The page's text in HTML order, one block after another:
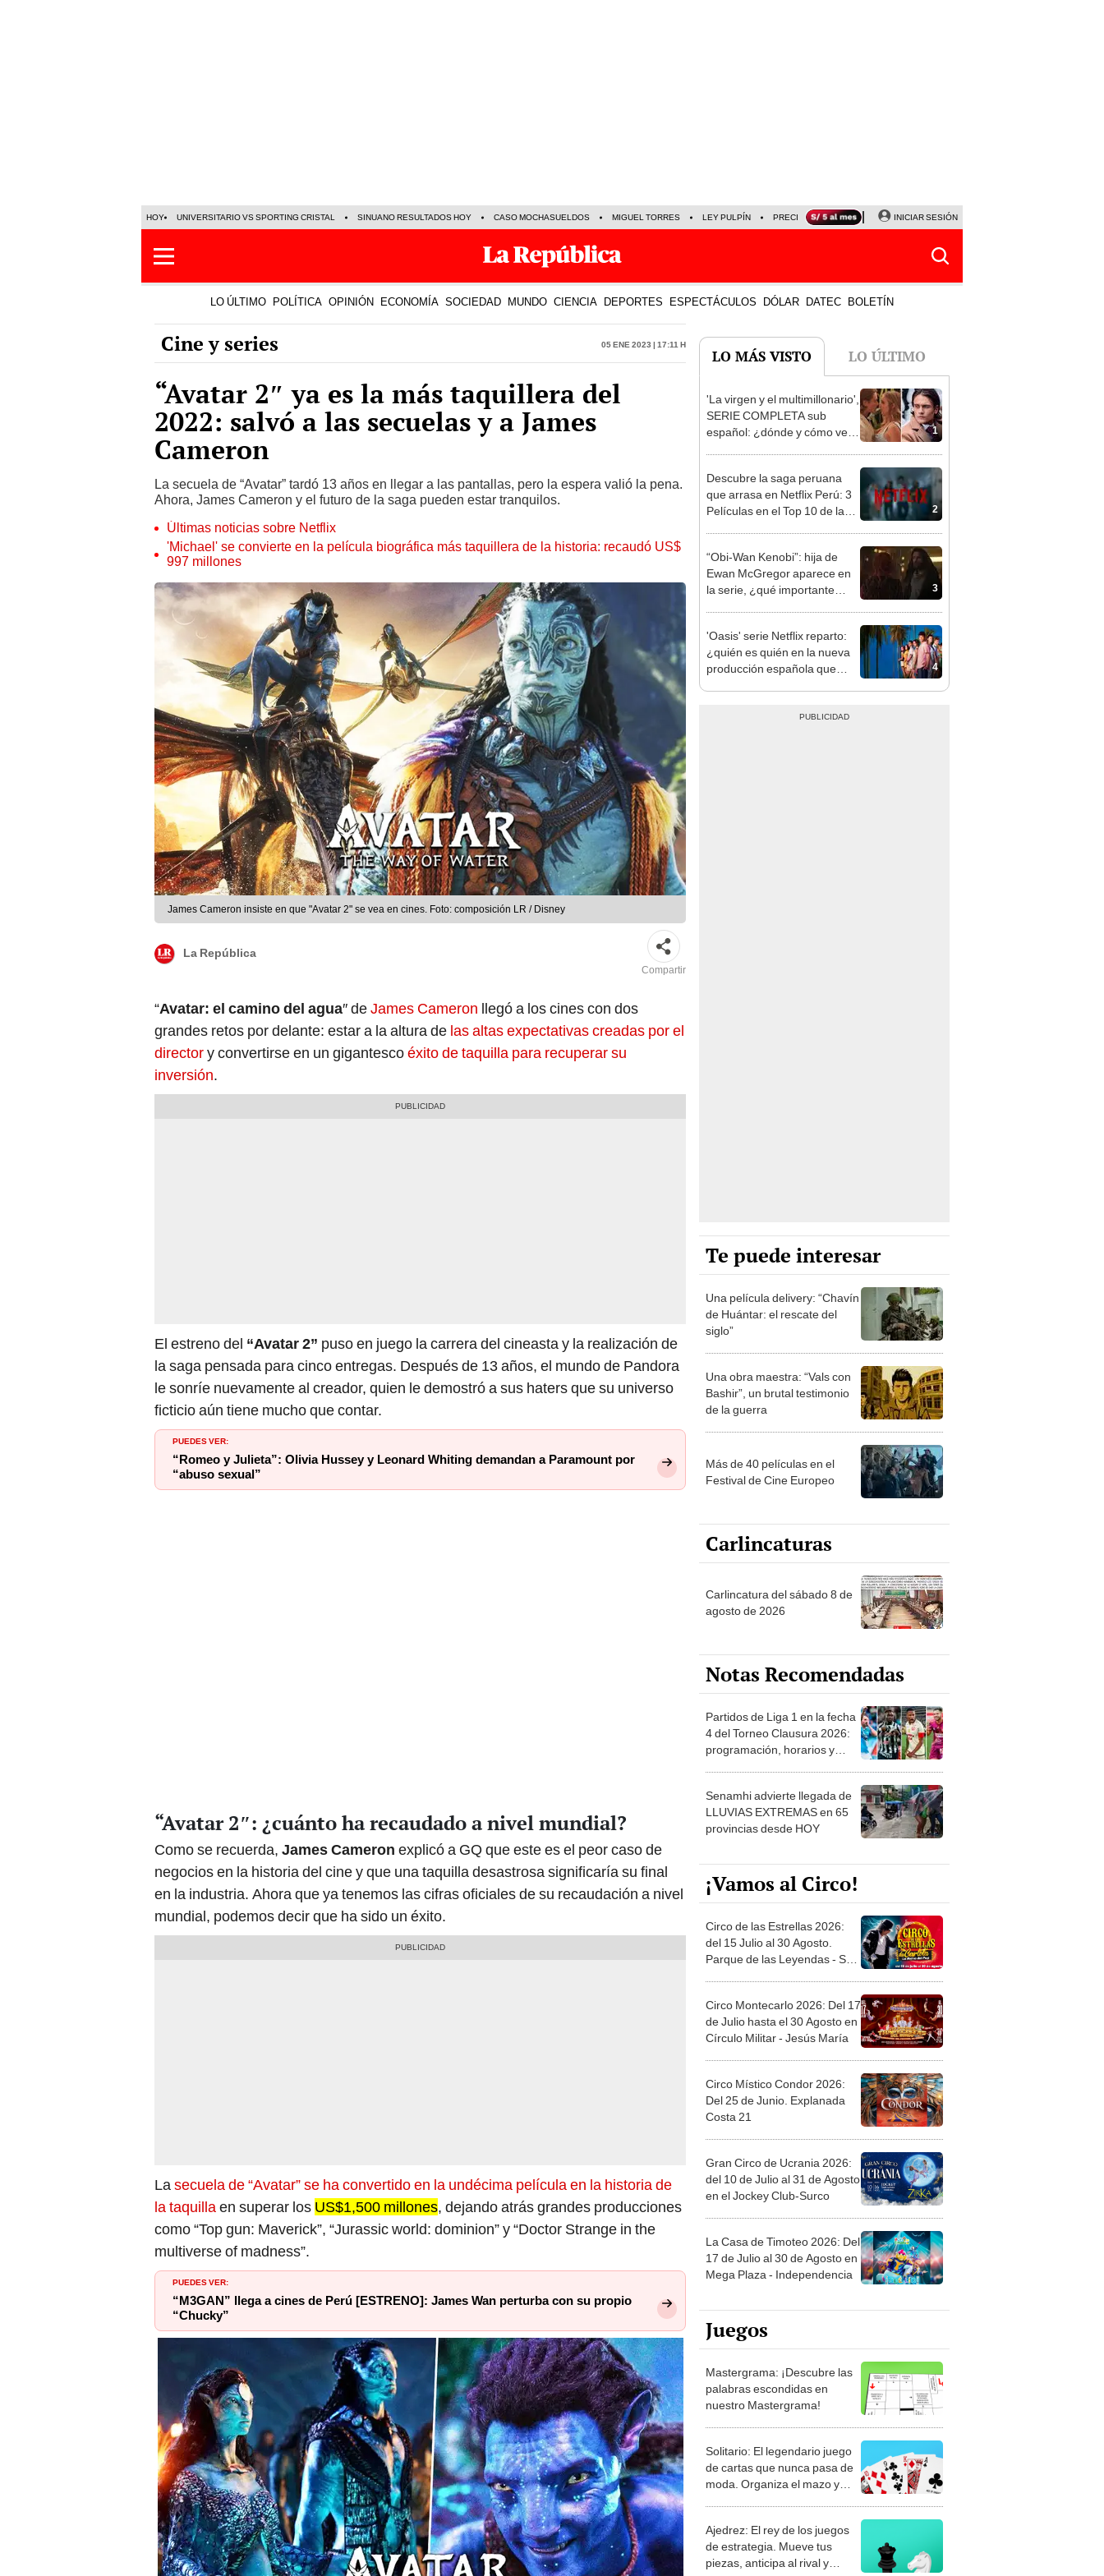
HOY UNIVERSITARIO VS SPORTING CRISTAL SINUANO RESULTADOS HOY CASO MOCHASUELDOS MIGUEL TORRES LEY PULPÍN PRECIO DEL DÓLAR CORTE DE LUZ VIERNES 7 DE AGOSTO
INICIAR SESIÓN
LO ÚLTIMO POLÍTICA OPINIÓN ECONOMÍA SOCIEDAD MUNDO CIENCIA DEPORTES ESPECTÁCULOS DÓLAR DATEC BOLETÍN
Cine y series 05 Ene 2023 | 17:11 h
“Avatar 2″ ya es la más taquillera del
2022: salvó a las secuelas y a James
Cameron
La secuela de “Avatar” tardó 13 años en llegar a las pantallas, pero la espera valió la pena.
Ahora, James Cameron y el futuro de la saga pueden estar tranquilos.
Últimas noticias sobre Netflix
'Michael' se convierte en la película biográfica más taquillera de la historia: recaudó US$
997 millones
James Cameron insiste en que "Avatar 2" se vea en cines. Foto: composición LR / Disney
La República
Compartir
“Avatar: el camino del agua″ deJames Cameron llegó a los cines con dos
grandes retos por delante: estar a la altura de las altas expectativas creadas por el
directory convertirse en un gigantescoéxito de taquilla para recuperar su
inversión.
El estreno del “Avatar 2” puso en juego la carrera del cineasta y la realización de
la saga pensada para cinco entregas. Después de 13 años, el mundo de Pandora
le sonríe nuevamente al creador, quien le demostró a sus haters que su universo
ficticio aún tiene mucho que contar.
PUEDES VER:
“Romeo y Julieta”: Olivia Hussey y Leonard Whiting demandan a Paramount por
“abuso sexual”
“Avatar 2″: ¿cuánto ha recaudado a nivel mundial?
Como se recuerda, James Cameron explicó a GQ que este es el peor caso de
negocios en la historia del cine y que una taquilla desastrosa significaría su final
en la industria. Ahora que ya tenemos las cifras oficiales de su recaudación a nivel
mundial, podemos decir que ha sido un éxito.
La secuela de “Avatar” se ha convertido en la undécima película en la historia de
la taquillaen superar los US$1,500 millones, dejando atrás grandes producciones
como “Top gun: Maverick”, “Jurassic world: dominion” y “Doctor Strange in the
multiverse of madness”.
PUEDES VER:
“M3GAN” llega a cines de Perú [ESTRENO]: James Wan perturba con su propio
“Chucky”
LO MÁS VISTO LO ÚLTIMO
1
'La virgen y el multimillonario',
SERIE COMPLETA sub
español: ¿dónde y cómo ver
2
Descubre la saga peruana
que arrasa en Netflix Perú: 3
Películas en el Top 10 de la
3
“Obi-Wan Kenobi”: hija de
Ewan McGregor aparece en
la serie, ¿qué importante
4
'Oasis' serie Netflix reparto:
¿quién es quién en la nueva
producción española que
Te puede interesar
Una película delivery: “Chavín
de Huántar: el rescate del
siglo”
Una obra maestra: “Vals con
Bashir”, un brutal testimonio
de la guerra
Más de 40 películas en el
Festival de Cine Europeo
Carlincaturas
Carlincatura del sábado 8 de
agosto de 2026
Notas Recomendadas
Partidos de Liga 1 en la fecha
4 del Torneo Clausura 2026:
programación, horarios y
Senamhi advierte llegada de
LLUVIAS EXTREMAS en 65
provincias desde HOY
¡Vamos al Circo!
Circo de las Estrellas 2026:
del 15 Julio al 30 Agosto.
Parque de las Leyendas - San
Circo Montecarlo 2026: Del 17
de Julio hasta el 30 Agosto en
Círculo Militar - Jesús María
Circo Místico Condor 2026:
Del 25 de Junio. Explanada
Costa 21
Gran Circo de Ucrania 2026:
del 10 de Julio al 31 de Agosto
en el Jockey Club-Surco
La Casa de Timoteo 2026: Del
17 de Julio al 30 de Agosto en
Mega Plaza - Independencia
Juegos
Mastergrama: ¡Descubre las
palabras escondidas en
nuestro Mastergrama!
Solitario: El legendario juego
de cartas que nunca pasa de
moda. Organiza el mazo y
Ajedrez: El rey de los juegos
de estrategia. Mueve tus
piezas, anticipa al rival y